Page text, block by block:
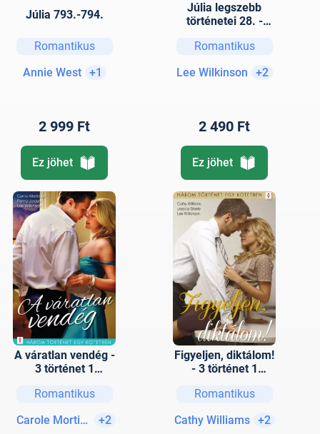
Júlia 793.-794.
Romantikus
Annie West
+1
2 999 Ft
Ez jöhet
Júlia legszebb
történetei 28. -
kastélyban;
ősök szava
Romantikus
Lee Wilkinson
+2
2 490 Ft
Ez jöhet
A váratlan vendég -
3 történet 1
szimattal,
menyegző, A
Romantikus
Carole Mortimer+2
Figyeljen, diktálom!
- 3 történet 1
nekem, holnap
kötelék, Édes
Romantikus
Cathy Williams
+2